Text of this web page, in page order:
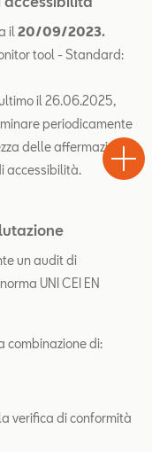
il 20/09/2023.
tool - Standard:
il 26.06.2025,
periodicamente
delle affermazioni
accessibilità.
un audit di
UNI CEI EN
combinazione di:
verifica di conformità
Test
Drive
Chiama